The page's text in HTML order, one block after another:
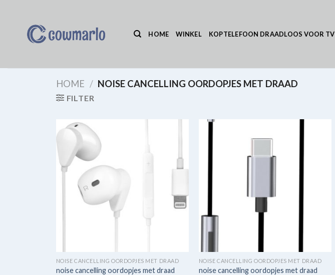
HOME WINKEL KOPTELEFOON DRAADLOOS VOOR TV
HOME / NOISE CANCELLING OORDOPJES MET DRAAD
FILTER
NOISE CANCELLING OORDOPJES MET DRAAD
noise cancelling oordopjes met draad
NOISE CANCELLING OORDOPJES MET DRAAD
noise cancelling oordopjes met draad